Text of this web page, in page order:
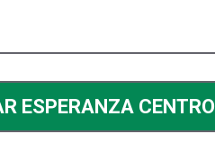
ESPERANZA CENTRO